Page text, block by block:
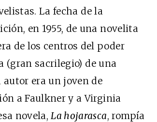
La fecha de la
en 1955, de una novelita
de los centros del poder
(gran sacrilegio) de una
era un joven de
a Faulkner y a Virginia
novela,La hojarasca, rompía